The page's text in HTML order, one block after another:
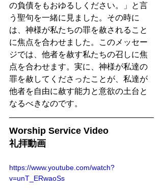
の負債をもおゆるしください。」と言
う聖句を一緒に見ました。その時に
は、神様が私たちの罪を赦されること
に焦点を合わせました。このメッセー
ジでは、他者を赦す私たちの召しに焦
点を合わせます。実に、神様が私達の
罪を赦してくださったことが、私達が
他者を自由に赦す能力と意欲の土台と
なるべきなのです。
Worship Service Video
礼拝動画
https://www.youtube.com/watch?
v=unT_ERwaoSs